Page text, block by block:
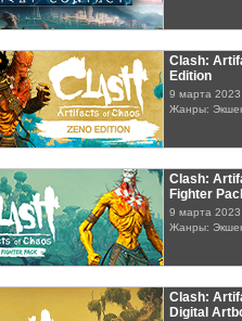
Clash:
Edition
9 марта 2023
Жанры:
Clash:
Fighter
9 марта 2023
Жанры:
Clash:
Digital